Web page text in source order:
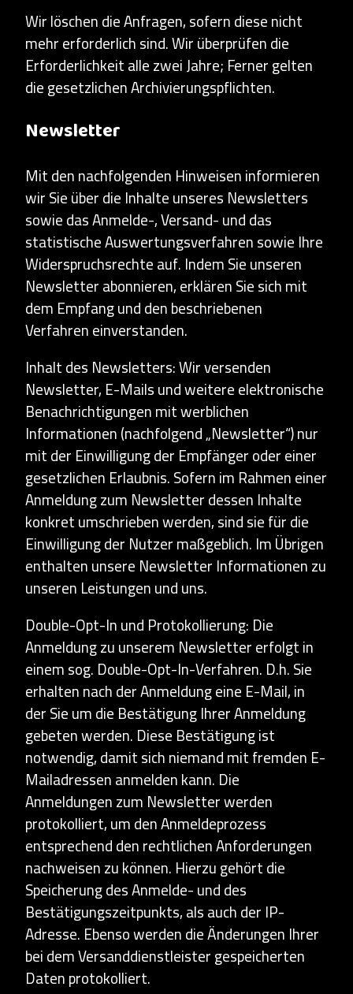
Wir löschen die Anfragen, sofern diese nicht
mehr erforderlich sind. Wir überprüfen die
Erforderlichkeit alle zwei Jahre; Ferner gelten
die gesetzlichen Archivierungspflichten.
Newsletter
Mit den nachfolgenden Hinweisen informieren
wir Sie über die Inhalte unseres Newsletters
sowie das Anmelde-, Versand- und das
statistische Auswertungsverfahren sowie Ihre
Widerspruchsrechte auf. Indem Sie unseren
Newsletter abonnieren, erklären Sie sich mit
dem Empfang und den beschriebenen
Verfahren einverstanden.
Inhalt des Newsletters: Wir versenden
Newsletter, E-Mails und weitere elektronische
Benachrichtigungen mit werblichen
Informationen (nachfolgend „Newsletter“) nur
mit der Einwilligung der Empfänger oder einer
gesetzlichen Erlaubnis. Sofern im Rahmen einer
Anmeldung zum Newsletter dessen Inhalte
konkret umschrieben werden, sind sie für die
Einwilligung der Nutzer maßgeblich. Im Übrigen
enthalten unsere Newsletter Informationen zu
unseren Leistungen und uns.
Double-Opt-In und Protokollierung: Die
Anmeldung zu unserem Newsletter erfolgt in
einem sog. Double-Opt-In-Verfahren. D.h. Sie
erhalten nach der Anmeldung eine E-Mail, in
der Sie um die Bestätigung Ihrer Anmeldung
gebeten werden. Diese Bestätigung ist
notwendig, damit sich niemand mit fremden E-
Mailadressen anmelden kann. Die
Anmeldungen zum Newsletter werden
protokolliert, um den Anmeldeprozess
entsprechend den rechtlichen Anforderungen
nachweisen zu können. Hierzu gehört die
Speicherung des Anmelde- und des
Bestätigungszeitpunkts, als auch der IP-
Adresse. Ebenso werden die Änderungen Ihrer
bei dem Versanddienstleister gespeicherten
Daten protokolliert.